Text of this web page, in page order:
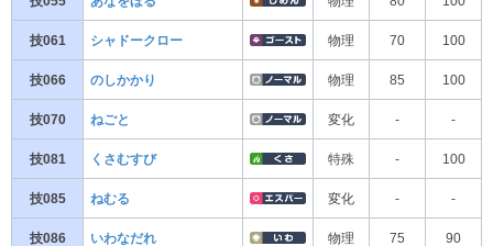
技061 シャドークロー 物理 70 100
技066 のしかかり 物理 85 100
技070 ねごと 変化 - -
技081 くさむすび 特殊 - 100
技085 ねむる 変化 - -
技086 いわなだれ 物理 75 90